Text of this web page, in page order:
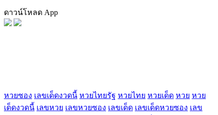
ดาวน์โหลด App
หวยซอง เลขเด็ดงวดนี้ หวยไทยรัฐ หวยไทย หวยเด็ด หวย หวย
เด็ดงวดนี้ เลขหวย เลขหวยซอง เลขเด็ด เลขเด็ดหวยซอง เลข